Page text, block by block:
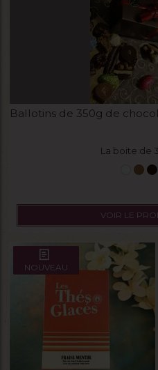
Ballotins de 350g de
La boite de
VOIR LE
NOUVEAU